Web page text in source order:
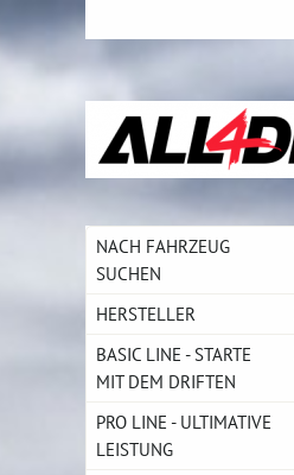
NACH FAHRZEUG
SUCHEN
HERSTELLER
BASIC LINE - STARTE
MIT DEM DRIFTEN
PRO LINE - ULTIMATIVE
LEISTUNG